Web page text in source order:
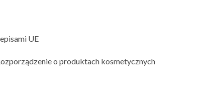
UE
o produktach kosmetycznych